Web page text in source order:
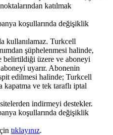
katılmak
koşullarında değişiklik
kullanılamaz. Turkcell
şüphelenmesi halinde,
belirtildiği üzere ve aboneyi
uyarır. Abonenin
edilmesi halinde; Turkcell
kapatma ve tek taraflı iptal
indirmeyi destekler.
koşullarında değişiklik
tıklayınız​.​